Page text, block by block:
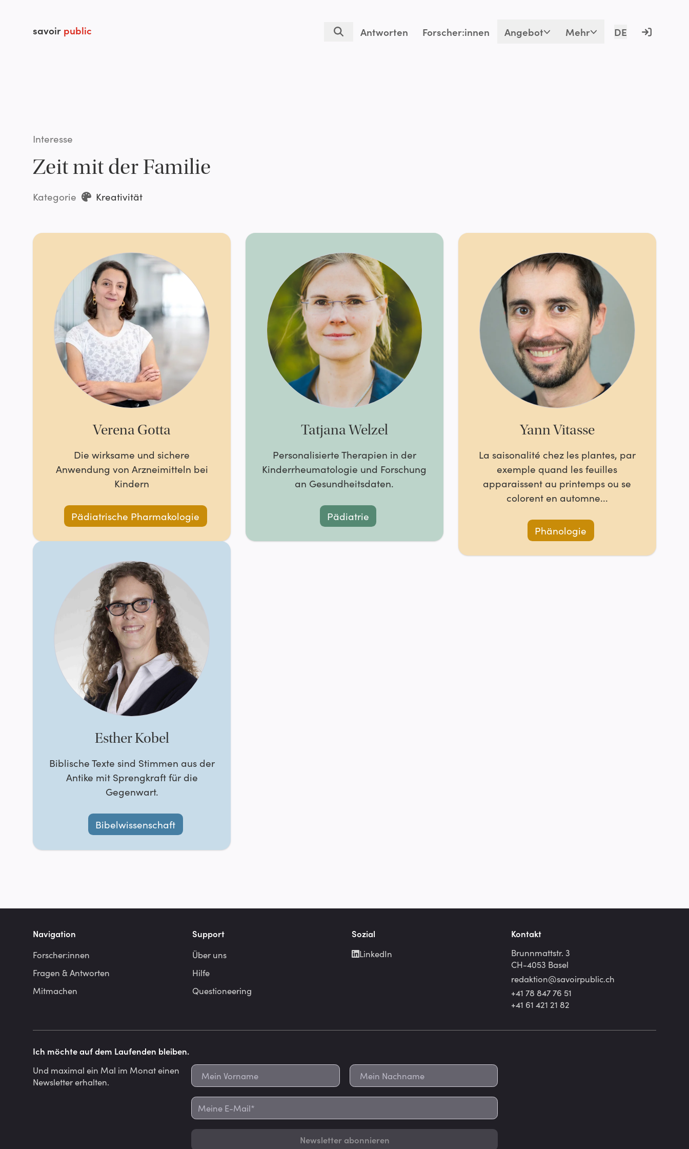
savoir public Antworten Forscher:innen Angebot Mehr DE
Interesse
Zeit mit der Familie
Kategorie Kreativität
Verena Gotta
Die wirksame und sichere
Anwendung von Arzneimitteln bei
Kindern
Pädiatrische Pharmakologie
Esther Kobel
Biblische Texte sind Stimmen aus der
Antike mit Sprengkraft für die
Gegenwart.
Bibelwissenschaft
Tatjana Welzel
Personalisierte Therapien in der
Kinderrheumatologie und Forschung
an Gesundheitsdaten.
Pädiatrie
Yann Vitasse
La saisonalité chez les plantes, par
exemple quand les feuilles
apparaissent au printemps ou se
colorent en automne...
Phänologie
Navigation
Forscher:innen
Fragen & Antworten
Mitmachen
Support
Über uns
Hilfe
Questioneering
Sozial
LinkedIn
Kontakt
Brunnmattstr. 3
CH-4053 Basel
redaktion@savoirpublic.ch
+41 78 847 76 51
+41 61 421 21 82
Ich möchte auf dem Laufenden bleiben.
Und maximal ein Mal im Monat einen
Newsletter erhalten.
Newsletter abonnieren